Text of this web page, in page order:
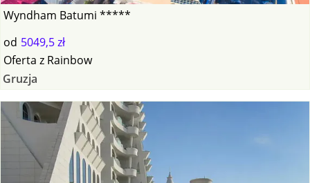
Wyndham Batumi *****
od 5049,5 zł
Oferta z Rainbow
Gruzja